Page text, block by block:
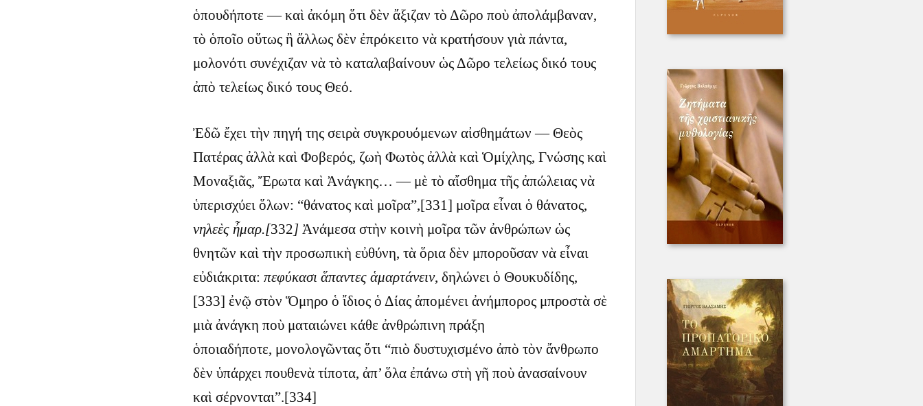
ὁπουδήποτε — καὶ ἀκόμη ὅτι δὲν ἄξιζαν τὸ Δῶρο ποὺ ἀπολάμβαναν,
τὸ ὁποῖο οὕτως ἢ ἄλλως δὲν ἐπρόκειτο νὰ κρατήσουν γιὰ πάντα,
μολονότι συνέχιζαν νὰ τὸ καταλαβαίνουν ὡς Δῶρο τελείως δικό τους
ἀπὸ τελείως δικό τους Θεό.
Ἐδῶ ἔχει τὴν πηγή της σειρὰ συγκρουόμενων αἰσθημάτων — Θεὸς
Πατέρας ἀλλὰ καὶ Φοβερός, ζωὴ Φωτὸς ἀλλὰ καὶ Ὁμίχλης, Γνώσης καὶ
Μοναξιᾶς, Ἔρωτα καὶ Ἀνάγκης… — μὲ τὸ αἴσθημα τῆς ἀπώλειας νὰ
ὑπερισχύει ὅλων: “θάνατος καὶ μοῖρα”,[331] μοῖρα εἶναι ὁ θάνατος,
νηλεὲς ἦμαρ.[332]Ἀνάμεσα στὴν κοινὴ μοῖρα τῶν ἀνθρώπων ὡς
θνητῶν καὶ τὴν προσωπικὴ εὐθύνη, τὰ ὅρια δὲν μποροῦσαν νὰ εἶναι
εὐδιάκριτα: πεφύκασι ἅπαντες ἁμαρτάνειν, δηλώνει ὁ Θουκυδίδης,
[333] ἐνῷ στὸν Ὅμηρο ὁ ἴδιος ὁ Δίας ἀπομένει ἀνήμπορος μπροστὰ σὲ
μιὰ ἀνάγκη ποὺ ματαιώνει κάθε ἀνθρώπινη πράξη
ὁποιαδήποτε, μονολογῶντας ὅτι “πιὸ δυστυχισμένο ἀπὸ τὸν ἄνθρωπο
δὲν ὑπάρχει πουθενὰ τίποτα, ἀπ’ ὅλα ἐπάνω στὴ γῆ ποὺ ἀνασαίνουν
καὶ σέρνονται”.[334]